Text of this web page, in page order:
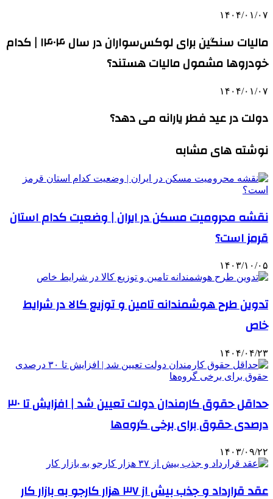
۱۴۰۴/۰۱/۰۷
مالیات سنگین برای لوکس‌سواران در سال ۱۴۰۴ | کدام
خودروها مشمول مالیات هستند؟
۱۴۰۴/۰۱/۰۷
دولت در عید فطر یارانه می دهد؟
نوشته های مشابه
نقشه محرومیت مسکن در ایران | وضعیت کدام استان
قرمز است؟
۱۴۰۳/۱۰/۰۵
تدوین طرح هوشمندانه تامین و توزیع کالا در شرایط
خاص
۱۴۰۴/۰۴/۲۳
حداقل حقوق کارمندان دولت تعیین شد | افزایش تا ۳۰
درصدی حقوق برای برخی گروه‌ها
۱۴۰۳/۰۹/۲۲
عقد قرارداد و جذب بیش از ۳۷ هزار کارجو به بازار کار